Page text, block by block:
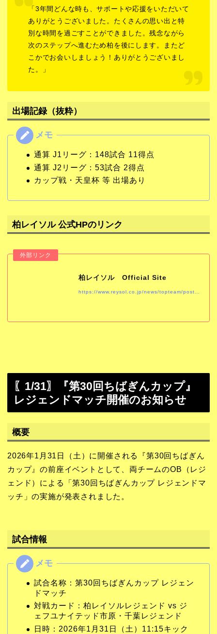
「3年間どんな時も、サポートや応援をいただいて
ありがとうございました。たくさんの思い出と特
別な時間を過ごすことができました。残念ながら
次のステップへ進むため柏を後にします。またど
こかでお会いしましょう！ありがとうございまし
た。」
出場記録（抜粋）
通算 J1リーグ：148試合 11得点
通算 J2リーグ：53試合 2得点
カップ戦・天皇杯 等 出場あり
柏レイソル 公式HPのリンク
柏レイソル Official Site
https://www.reysol.co.jp/news/topteam/post-1036.html
〖1/31〗『第30回ちばぎんカップ』
レジェンドマッチ開催のお知らせ
概要
2026年1月31日（土）に開催される『第30回ちばぎん
カップ』の前座イベントとして、両チームのOB（レジ
ェンド）による「第30回ちばぎんカップ レジェンドマ
ッチ」の実施が発表されました。
試合情報
試合名称：第30回ちばぎんカップ レジェン
ドマッチ
対戦カード：柏レイソルレジェンド vs ジ
ェフユナイテッド市原・千葉レジェンド
日時：2026年1月31日（土）11:15キック